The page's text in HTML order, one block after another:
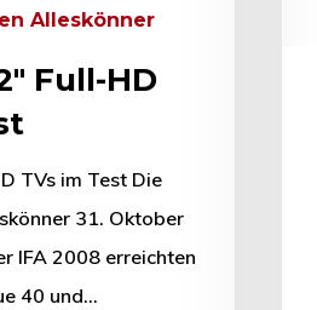
Alleskönner
Full-HD
TVs im Test Die
31. Oktober
IFA 2008 erreichten
40 und…